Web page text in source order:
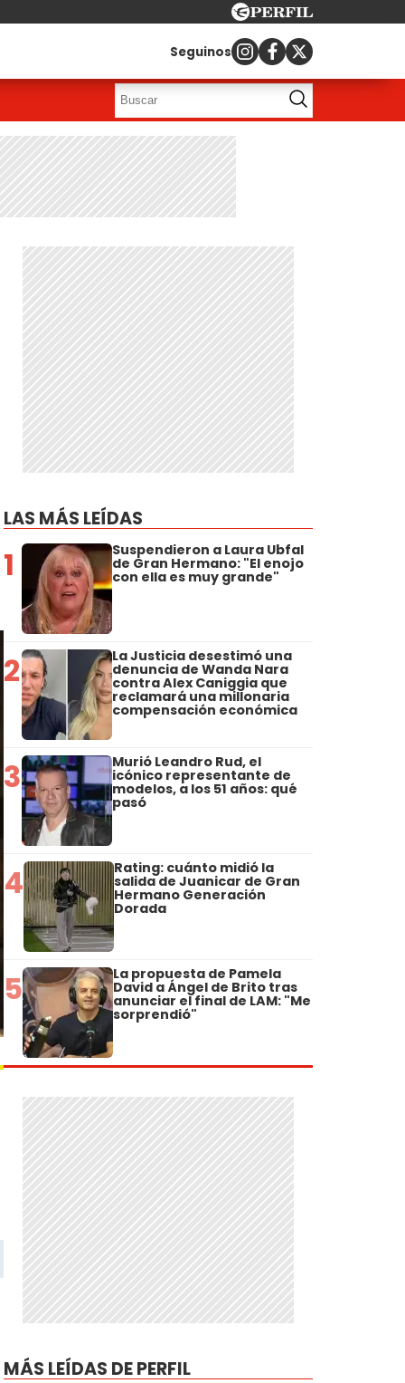
Seguinos
LAS MÁS LEÍDAS
1 Suspendieron a Laura Ubfal
de Gran Hermano: "El enojo
con ella es muy grande"
2 La Justicia desestimó una
denuncia de Wanda Nara
contra Alex Caniggia que
reclamará una millonaria
compensación económica
3 Murió Leandro Rud, el
icónico representante de
modelos, a los 51 años: qué
pasó
4 Rating: cuánto midió la
salida de Juanicar de Gran
Hermano Generación
Dorada
5 La propuesta de Pamela
David a Ángel de Brito tras
anunciar el final de LAM: "Me
sorprendió"
MÁS LEÍDAS DE PERFIL